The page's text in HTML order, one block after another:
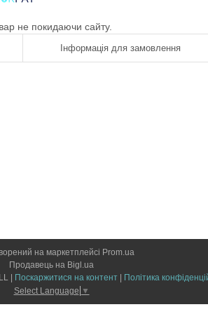
не покидаючи сайту.
Інформація для замовлення
на маркетплейсі Prom.ua
Продавець на Bigl.ua
Поскаржитися на контент
Політика
Select Language ▼